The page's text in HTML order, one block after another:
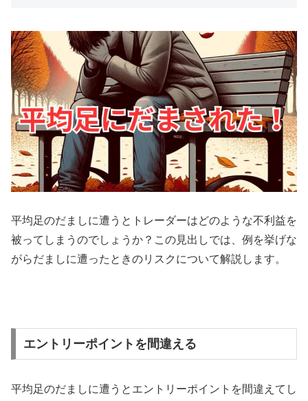
平均足のだましに遭うとトレーダーはどのような不利益を
被ってしまうのでしょうか？この見出しでは、例を挙げな
がらだましに遭ったときのリスクについて解説します。
エントリーポイントを間違える
平均足のだましに遭うとエントリーポイントを間違えてし